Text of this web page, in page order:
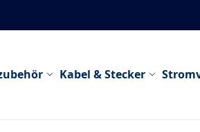
Kabel & Stecker